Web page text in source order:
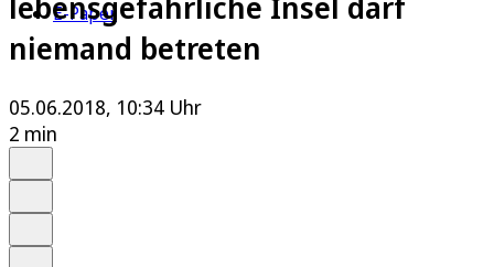
E-Paper
niemand betreten
05.06.2018, 10:34 Uhr
2 min